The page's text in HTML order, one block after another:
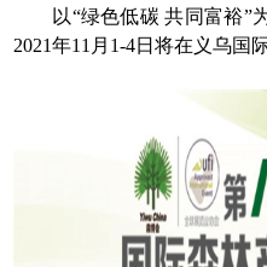
以“绿色低碳 共同富裕”
2021年11月1-4日将在义乌国